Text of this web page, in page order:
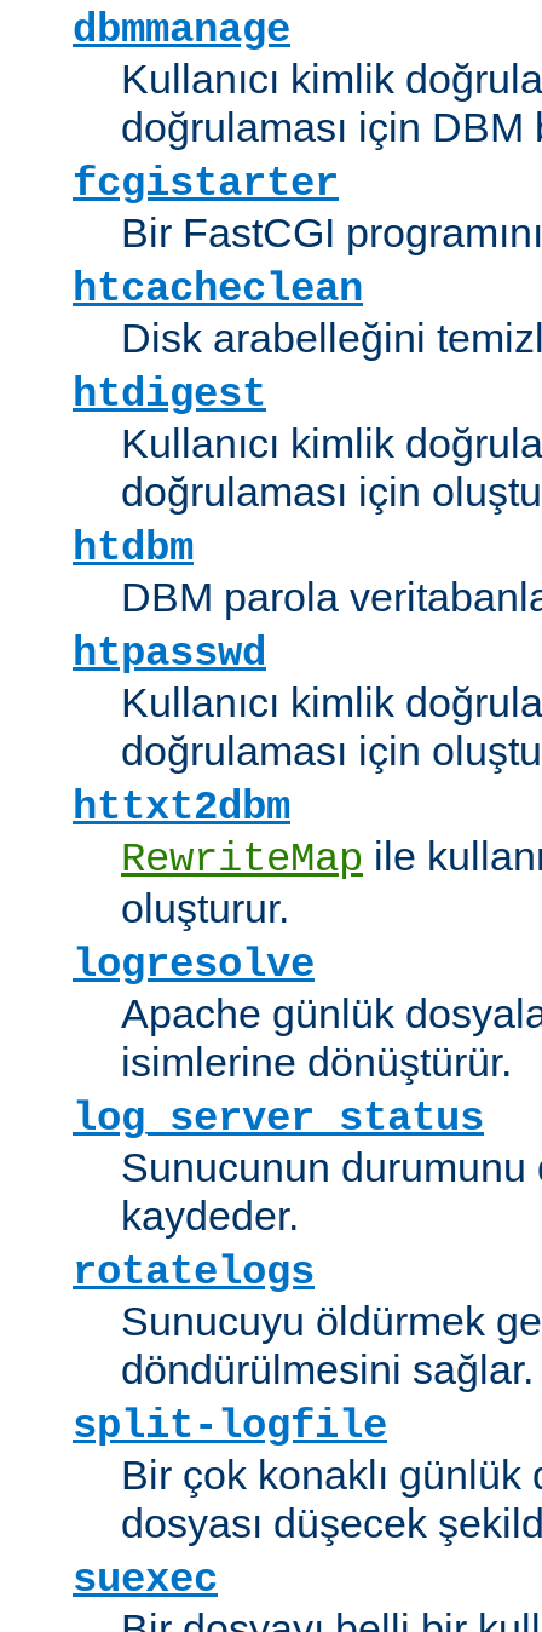
dbmmanage
Kullanıcı kimlik
doğrulaması için
fcgistarter
Bir FastCGI programını
htcacheclean
Disk arabelleğini
htdigest
Kullanıcı kimlik
doğrulaması için
htdbm
DBM parola
htpasswd
Kullanıcı kimlik
doğrulaması için
httxt2dbm
RewriteMap ile
oluşturur.
logresolve
Apache günlük
isimlerine dönüştürür.
log_server_status
Sunucunun durumunu
kaydeder.
rotatelogs
Sunucuyu öldürmek
döndürülmesini sağlar.
split-logfile
Bir çok konaklı günlük
dosyası düşecek
suexec